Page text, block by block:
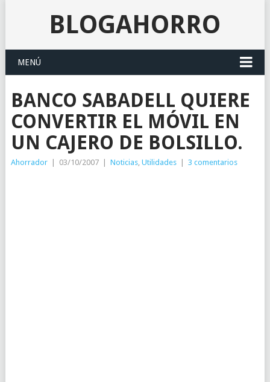
BLOGAHORRO
MENÚ
BANCO SABADELL QUIERE
CONVERTIR EL MÓVIL EN
UN CAJERO DE BOLSILLO.
Ahorrador 03/10/2007 Noticias, Utilidades 3 comentarios